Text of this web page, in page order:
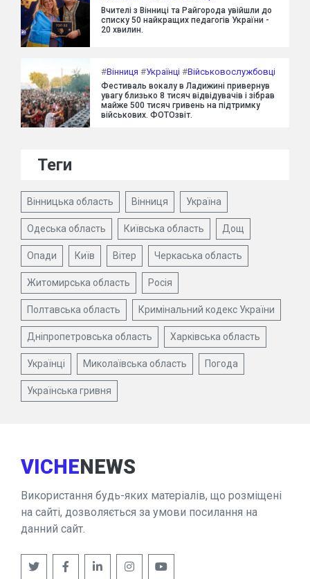
Вчителі з Вінниці та Райгорода увійшли до
списку 50 найкращих педагогів України -
20 хвилин.
#Вінниця #Українці #Військовослужбовці
Фестиваль вокалу в Ладижині привернув
увагу близько 8 тисяч відвідувачів і зібрав
майже 500 тисяч гривень на підтримку
військових. ФОТОзвіт.
Теги
Вінницька область Вінниця Україна
Одеська область Київська область Дощ
Опади Київ Вітер Черкаська область
Житомирська область Росія
Полтавська область Кримінальний кодекс України
Дніпропетровська область Харківська область
Українці Миколаївська область Погода
Українська гривня
VICHENEWS
Використання будь-яких матеріалів, що розміщені
на сайті, дозволяється за умови посилання на
данний сайт.